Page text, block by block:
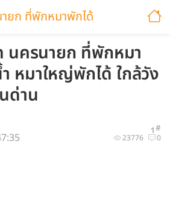
ยก ที่พักหมาพักได้
นครนายก ที่พักหมา
หมาใหญ่พักได้ ใกล้วัง
ด่าน
1#
23776 0